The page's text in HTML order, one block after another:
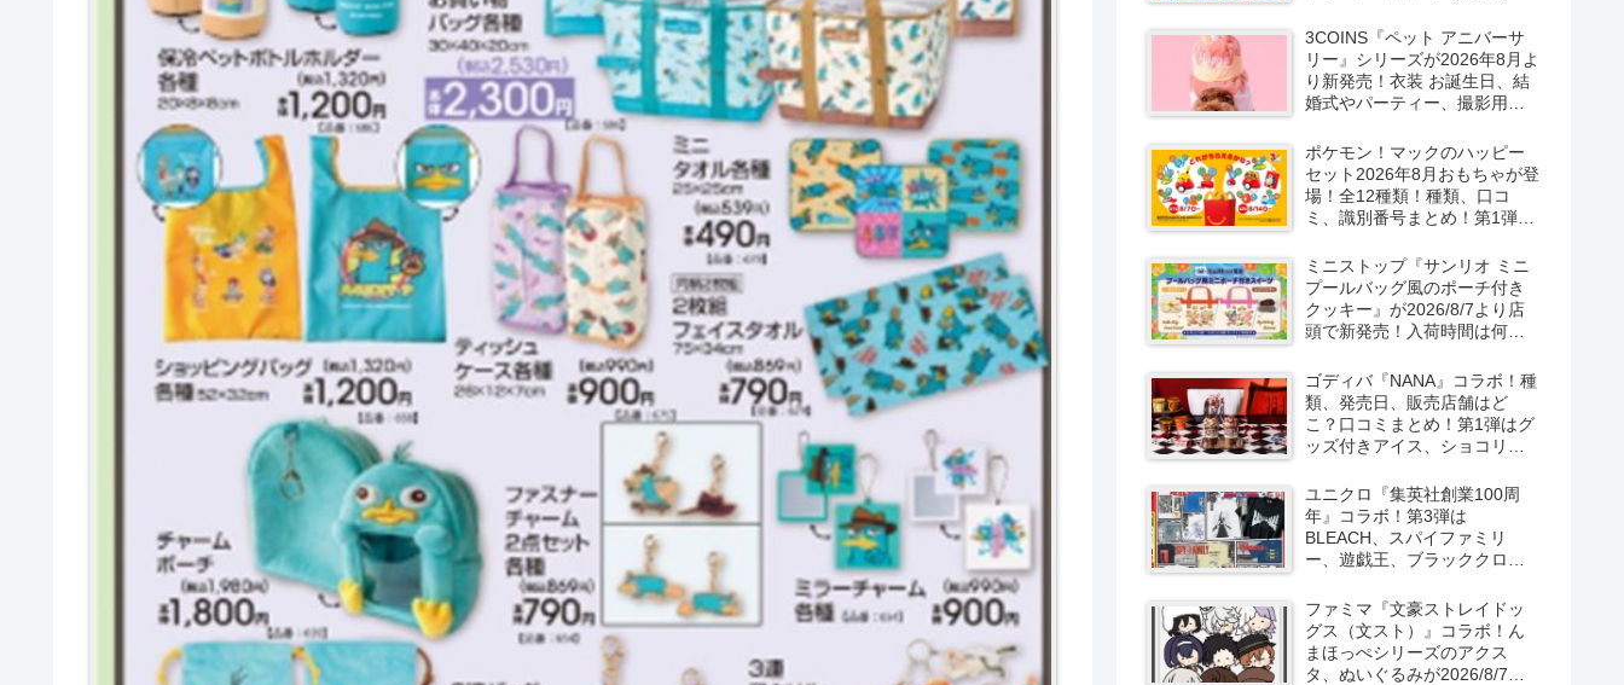
3COINS『ペット アニバーサ
リー』シリーズが2026年8月よ
り新発売！衣装 お誕生日、結
婚式やパーティー、撮影用グ
ポケモン！マックのハッピー
セット2026年8月おもちゃが登
場！全12種類！種類、口コ
ミ、識別番号まとめ！第1弾は
ミニストップ『サンリオ ミニ
プールバッグ風のポーチ付き
クッキー』が2026/8/7より店
頭で新発売！入荷時間は何
施！キティ&ダニエル、マイメ
ロ＆クロミの2種類！
ゴディバ『NANA』コラボ！種
類、発売日、販売店舗はど
こ？口コミまとめ！第1弾はグ
ッズ付きアイス、ショコリキ
より新発売！第2弾は限定チョ
コレートなどが2026年10月？
再販売は？
ユニクロ『集英社創業100周
年』コラボ！第3弾は
BLEACH、スパイファミリ
ー、遊戯王、ブラッククロー
の半袖Tシャツが2026/8/7より
新発売！
ファミマ『文豪ストレイドッ
グス（文スト）』コラボ！ん
まほっぺシリーズのアクス
タ、ぬいぐるみが2026/8/7～